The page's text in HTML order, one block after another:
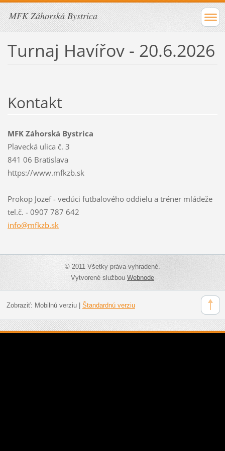
MFK Záhorská Bystrica
Turnaj Havířov - 20.6.2026
Kontakt
MFK Záhorská Bystrica
Plavecká ulica č. 3
841 06 Bratislava
https://www.mfkzb.sk
Prokop Jozef - vedúci futbalového oddielu a tréner mládeže
tel.č. - 0907 787 642
info@mfkzb.sk
© 2011 Všetky práva vyhradené.
Vytvorené službouWebnode
Zobraziť: Mobilnú verziu| Štandardnú verziu